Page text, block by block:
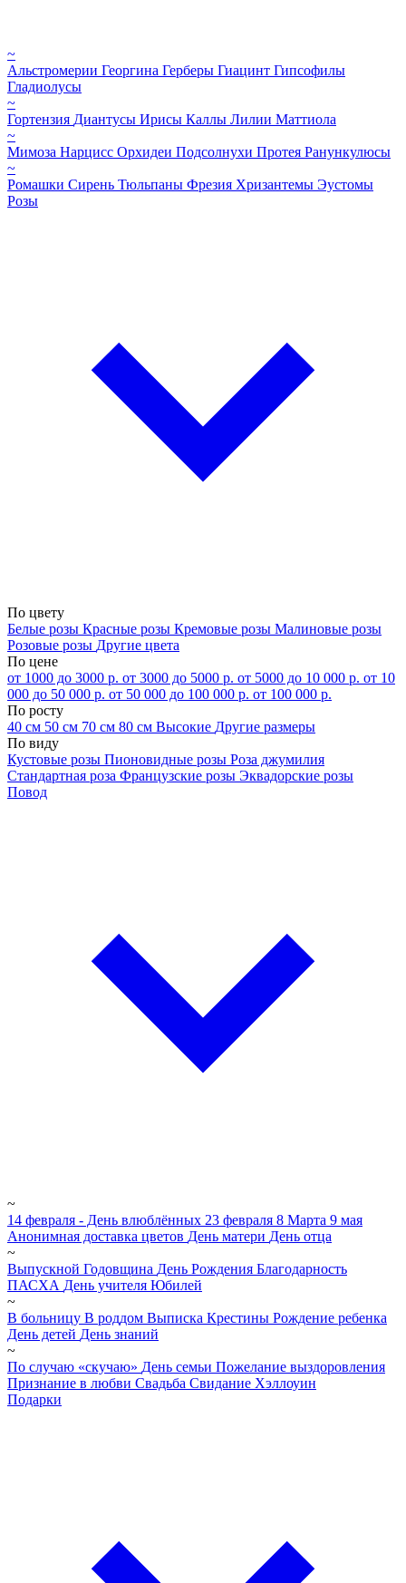
~
Альстромерии Георгина Герберы Гиацинт Гипсофилы
Гладиолусы
~
Гортензия Диантусы Ирисы Каллы Лилии Маттиола
~
Мимоза Нарцисс Орхидеи Подсолнухи Протея Ранункулюсы
~
Ромашки Сирень Тюльпаны Фрезия Хризантемы Эустомы
Розы
По цвету
Белые розы Красные розы Кремовые розы Малиновые розы
Розовые розы Другие цвета
По цене
от 1000 до 3000 р. от 3000 до 5000 р. от 5000 до 10 000 р. от 10
000 до 50 000 р. от 50 000 до 100 000 р. от 100 000 р.
По росту
40 см 50 см 70 см 80 см Высокие Другие размеры
По виду
Кустовые розы Пионовидные розы Роза джумилия
Стандартная роза Французские розы Эквадорские розы
Повод
~
14 февраля - День влюблённых 23 февраля 8 Марта 9 мая
Анонимная доставка цветов День матери День отца
~
Выпускной Годовщина День Рождения Благодарность
ПАСХА День учителя Юбилей
~
В больницу В роддом Выписка Крестины Рождение ребенка
День детей День знаний
~
По случаю «скучаю» День семьи Пожелание выздоровления
Признание в любви Свадьба Свидание Хэллоуин
Подарки